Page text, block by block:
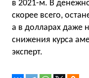
в 2021-м. В
скорее всего,
а в долларах даже
снижения курса
эксперт.